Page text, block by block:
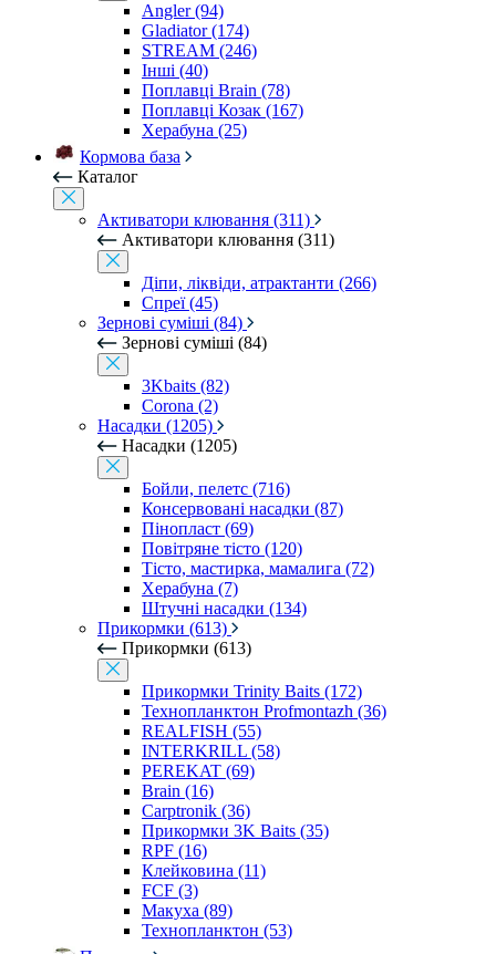
Angler (94)
Gladiator (174)
STREAM (246)
Інші (40)
Поплавці Brain (78)
Поплавці Козак (167)
Херабуна (25)
Кормова база
Каталог
Активатори клювання (311)
Активатори клювання (311)
Діпи, ліквіди, атрактанти (266)
Спреї (45)
Зернові суміші (84)
Зернові суміші (84)
3Kbaits (82)
Corona (2)
Насадки (1205)
Насадки (1205)
Бойли, пелетс (716)
Консервовані насадки (87)
Пінопласт (69)
Повітряне тісто (120)
Тісто, мастирка, мамалига (72)
Херабуна (7)
Штучні насадки (134)
Прикормки (613)
Прикормки (613)
Прикормки Trinity Baits (172)
Технопланктон Profmontazh (36)
REALFISH (55)
INTERKRILL (58)
PEREKAT (69)
Brain (16)
Carptronik (36)
Прикормки 3K Baits (35)
RPF (16)
Клейковина (11)
FCF (3)
Макуха (89)
Технопланктон (53)